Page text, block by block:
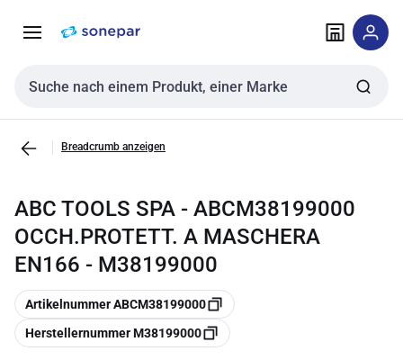
NavigationInhalt
Sucheingabe
Breadcrumb anzeigen
ABC TOOLS SPA - ABCM38199000
OCCH.PROTETT. A MASCHERA
EN166 - M38199000
Kopieren
Artikelnummer ABCM38199000
Kopieren
Herstellernummer M38199000